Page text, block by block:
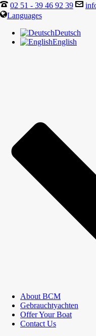
02 51 - 39 46 92 39
Languages
Deutsch
English
About BCM
Gebrauchtyachten
Offer Your Boat
Contact Us